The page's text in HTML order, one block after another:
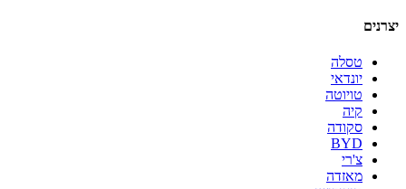
יצרנים
טסלה
יונדאי
טויוטה
קיה
סקודה
BYD
צ'רי
מאזדה